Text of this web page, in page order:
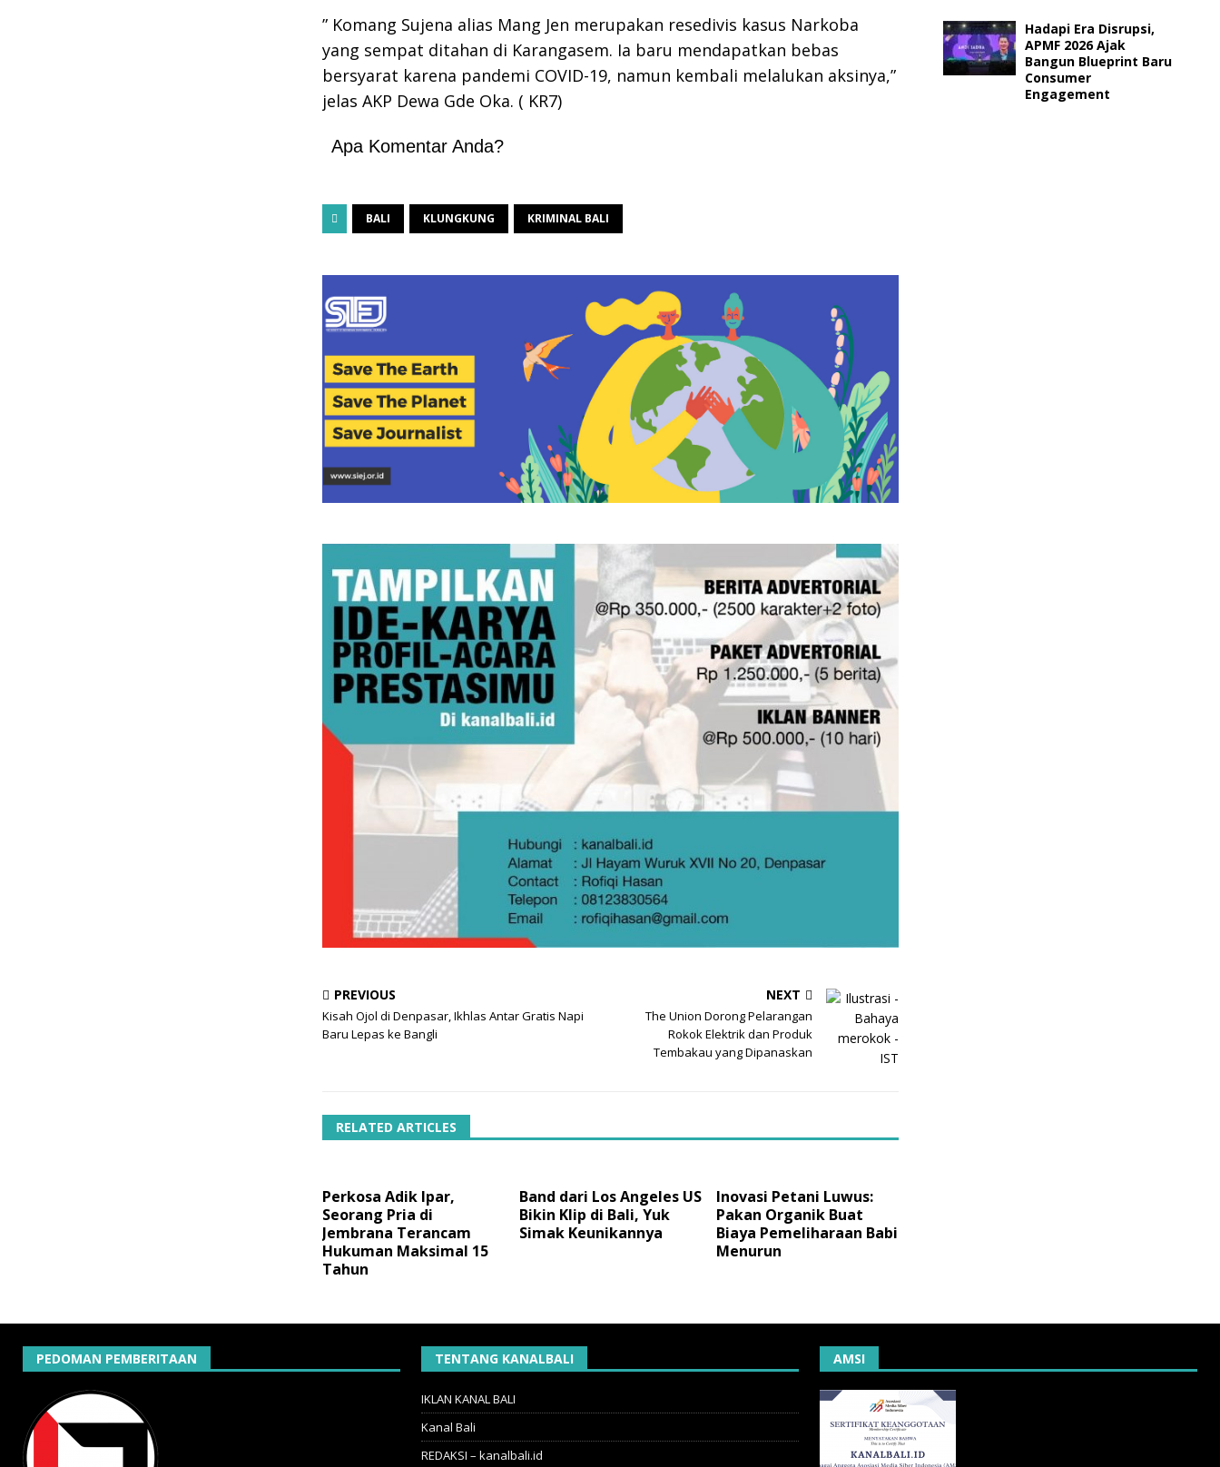
” Komang Sujena alias Mang Jen merupakan resedivis kasus Narkoba
yang sempat ditahan di Karangasem. Ia baru mendapatkan bebas
bersyarat karena pandemi COVID-19, namun kembali melalukan aksinya,”
jelas AKP Dewa Gde Oka. ( KR7)
Apa Komentar Anda?
BALI KLUNGKUNG KRIMINAL BALI
PREVIOUS
Kisah Ojol di Denpasar, Ikhlas Antar Gratis Napi
Baru Lepas ke Bangli
NEXT
The Union Dorong Pelarangan
Rokok Elektrik dan Produk
Tembakau yang Dipanaskan
RELATED ARTICLES
Perkosa Adik Ipar,
Seorang Pria di
Jembrana Terancam
Hukuman Maksimal 15
Tahun
Band dari Los Angeles US
Bikin Klip di Bali, Yuk
Simak Keunikannya
Inovasi Petani Luwus:
Pakan Organik Buat
Biaya Pemeliharaan Babi
Menurun
Hadapi Era Disrupsi,
APMF 2026 Ajak
Bangun Blueprint Baru
Consumer
Engagement
PEDOMAN PEMBERITAAN TENTANG KANALBALI
IKLAN KANAL BALI
Kanal Bali
REDAKSI – kanalbali.id
AMSI